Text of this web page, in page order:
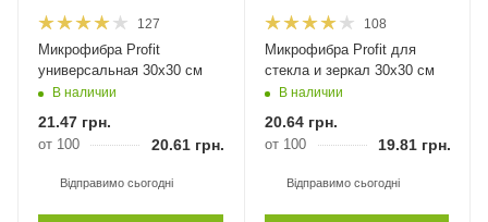
127
Микрофибра Profit
универсальная 30х30 см
В наличии
21.47 грн.
от 100 20.61 грн.
Відправимо сьогодні
108
Микрофибра Profit для
стекла и зеркал 30х30 см
В наличии
20.64грн.
от 100 19.81грн.
Відправимо сьогодні